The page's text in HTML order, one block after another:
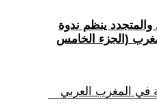
والمتجدد ينظم ندوة
(الجزء الخامس
في المغرب العربي